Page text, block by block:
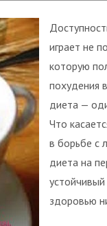
играет не
которую
похудения
диета —
Что
в борьбе с
диета на
устойчивый
здоровью